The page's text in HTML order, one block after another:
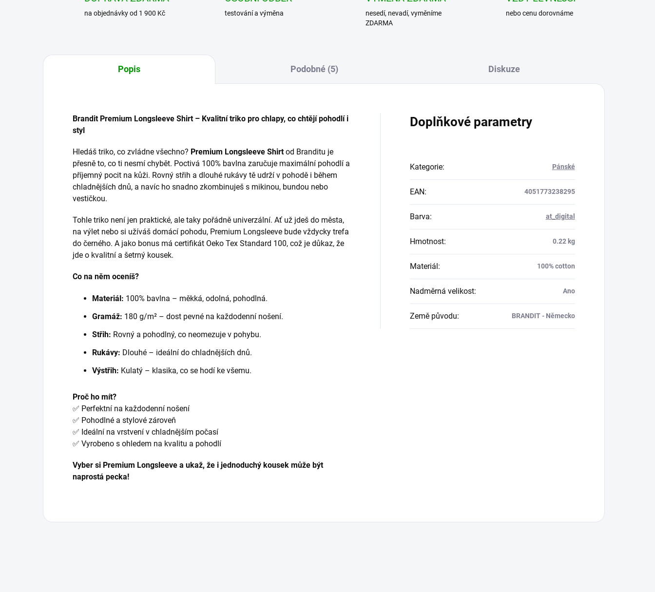
na objednávky od 1 900 Kč testování a výměna
nesedí, nevadí, vyměníme
ZDARMA
nebo cenu dorovnáme
Popis Podobné (5) Diskuze
Brandit Premium Longsleeve Shirt – Kvalitní triko pro chlapy, co chtějí pohodlí i
styl
Hledáš triko, co zvládne všechno? Premium Longsleeve Shirt od Branditu je
přesně to, co ti nesmí chybět. Poctivá 100% bavlna zaručuje maximální pohodlí a
příjemný pocit na kůži. Rovný střih a dlouhé rukávy tě udrží v pohodě i během
chladnějších dnů, a navíc ho snadno zkombinuješ s mikinou, bundou nebo
vestičkou.
Tohle triko není jen praktické, ale taky pořádně univerzální. Ať už jdeš do města,
na výlet nebo si užíváš domácí pohodu, Premium Longsleeve bude vždycky trefa
do černého. A jako bonus má certifikát Oeko Tex Standard 100, což je důkaz, že
jde o kvalitní a šetrný kousek.
Co na něm oceníš?
Materiál: 100% bavlna – měkká, odolná, pohodlná.
Gramáž: 180 g/m² – dost pevné na každodenní nošení.
Střih: Rovný a pohodlný, co neomezuje v pohybu.
Rukávy: Dlouhé – ideální do chladnějších dnů.
Výstřih: Kulatý – klasika, co se hodí ke všemu.
Proč ho mít?
✅ Perfektní na každodenní nošení
✅ Pohodlné a stylové zároveň
✅ Ideální na vrstvení v chladnějším počasí
✅ Vyrobeno s ohledem na kvalitu a pohodlí
Vyber si Premium Longsleeve a ukaž, že i jednoduchý kousek může být
naprostá pecka!
Doplňkové parametry
Kategorie: Pánské
EAN: 4051773238295
Barva: at_digital
Hmotnost: 0.22 kg
Materiál: 100% cotton
Nadměrná velikost: Ano
Země původu: BRANDIT - Německo